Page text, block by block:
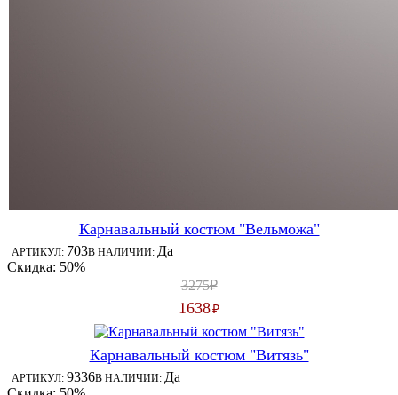
Карнавальный костюм "Вельможа"
АРТИКУЛ: 703В НАЛИЧИИ: Да
Скидка: 50%
3275₽
1638₽
Карнавальный костюм "Витязь"
АРТИКУЛ: 9336В НАЛИЧИИ: Да